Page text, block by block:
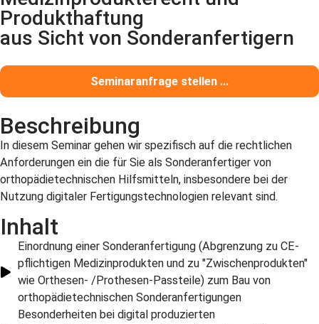
Produkthaftung
aus Sicht von Sonderanfertigern
Seminaranfrage stellen ...
Beschreibung
In diesem Seminar gehen wir spezifisch auf die rechtlichen
Anforderungen ein die für Sie als Sonderanfertiger von
orthopädietechnischen Hilfsmitteln, insbesondere bei der
Nutzung digitaler Fertigungstechnologien relevant sind.
Inhalt
Einordnung einer Sonderanfertigung (Abgrenzung zu CE-
pflichtigen Medizinprodukten und zu "Zwischenprodukten"
wie Orthesen- /Prothesen-Passteile) zum Bau von
orthopädietechnischen Sonderanfertigungen
Besonderheiten bei digital produzierten